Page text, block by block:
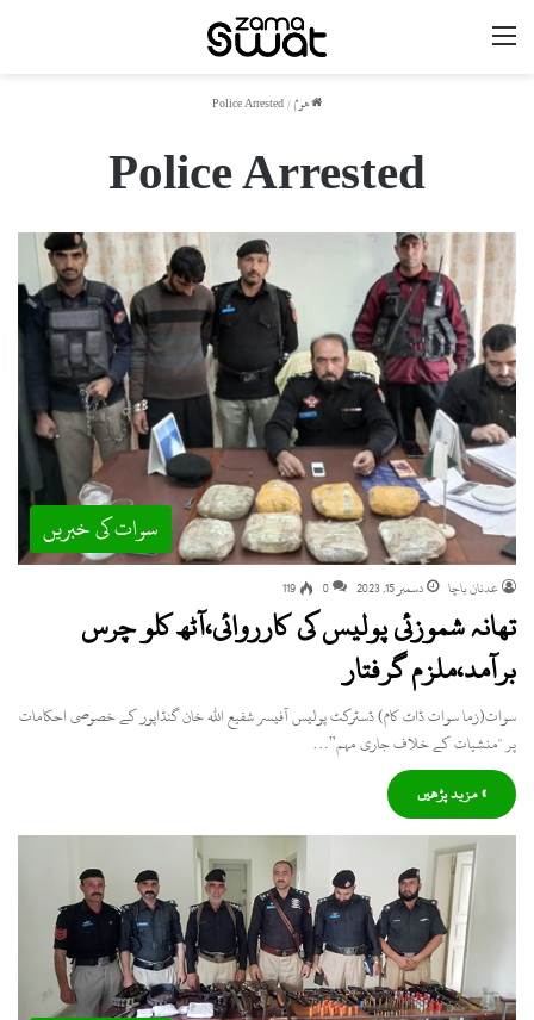
ھوم/
Police Arrested
Police Arrested
سوات کی خبریں
عدنان باچا دسمبر 15, 2023 0
119
تھانہ شموزئی پولیس کی کارروائی،آٹھ کلو چرس
برآمد،ملزم گرفتار
سوات(زما سوات ڈاٹ کام) ڈسٹرکٹ پولیس آفیسر شفیع اللہ خان گنڈاپور کے خصوصی احکامات
پر "منشیات کے خلاف جاری مہم”…
» مزید پڑھیں